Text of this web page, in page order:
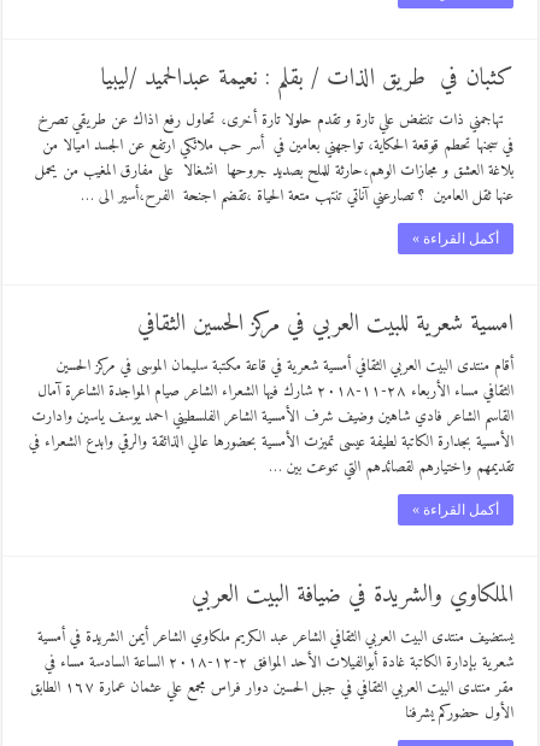
كثبان في طريق الذات / بقلم : نعيمة عبدالحميد /ليبيا
تهاجمني ذات تنتفض علي تارة و تقدم حلولا تارة أخرى، تحاول رفع اذاك عن طريقي تصرخ
في سجنها تحطم قوقعة الحكاية، تواجهني بعامين في أسر حب ملائكي ارتفع عن الجسد اميالا من
بلاغة العشق و مجازات الوهم،حارثة للملح بصديد جروحها انشغالا على مفارق المغيب من يحمل
عنها ثقل العامين ؟ تصارعني آناتي تنتهب متعة الحياة ،تقضم اجنحة الفرح،أسير الى …
أكمل القراءة »
امسية شعرية للبيت العربي في مركز الحسين الثقافي
أقام منتدى البيت العربي الثقافي أمسية شعرية في قاعة مكتبة سليمان الموسى في مركز الحسين
الثقافي مساء الأربعاء ٢٨-١١-٢٠١٨ شارك فيها الشعراء الشاعر صيام المواجدة الشاعرة آمال
القاسم الشاعر فادي شاهين وضيف شرف الأمسية الشاعر الفلسطيني احمد يوسف ياسين وادارت
الأمسية بجدارة الكاتبة لطيفة عيسى تميزت الأمسية بحضورها عالي الذائقة والرقي وابدع الشعراء في
تقديمهم واختيارهم لقصائدهم التي تنوعت بين …
أكمل القراءة »
الملكاوي والشريدة في ضيافة البيت العربي
يستضيف منتدى البيت العربي الثقافي الشاعر عبد الكريم ملكاوي الشاعر أيمن الشريدة في أمسية
شعرية بإدارة الكاتبة غادة أبوالفيلات الأحد الموافق ٢-١٢-٢٠١٨ الساعة السادسة مساء في
مقر منتدى البيت العربي الثقافي في جبل الحسين دوار فراس مجمع علي عثمان عمارة ١٦٧ الطابق
الأول حضوركم يشرفنا